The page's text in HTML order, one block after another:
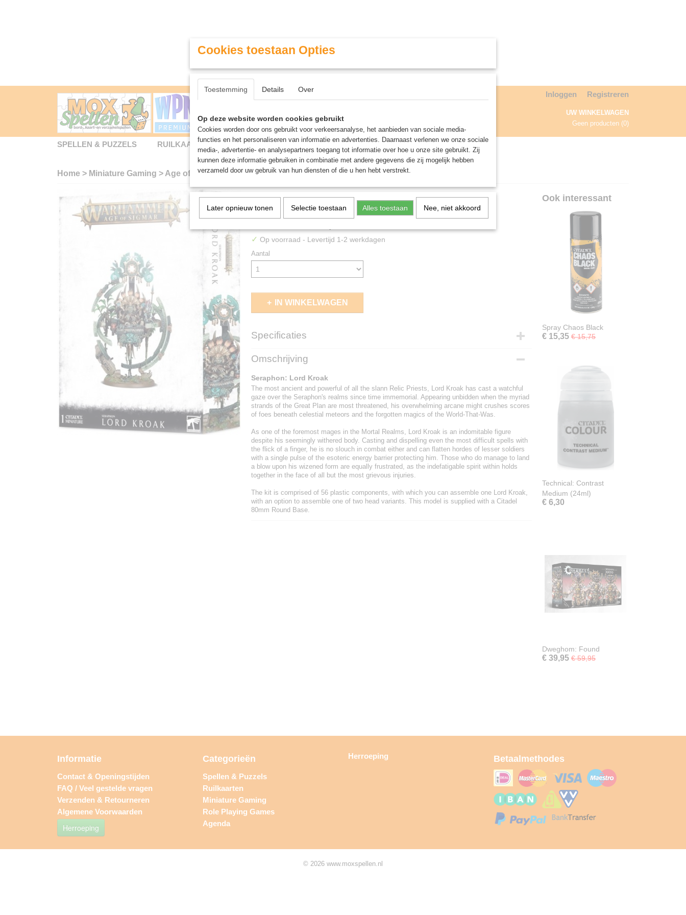
Contact & Openingstijden Inloggen Registreren
UW WINKELWAGEN
Geen producten (0)
SPELLEN & PUZZELS RUILKAARTEN MINIATURE GAMING ROLE PLAYING GAMES AGENDA
Home > Miniature Gaming > Age of Sigmar> Seraphon>Seraphon: Lord Kroak
Seraphon: Lord Kroak
€ 109,50
✓ Op voorraad - Levertijd 1-2 werkdagen
Aantal
IN WINKELWAGEN
Specificaties
EAN code
Omschrijving
Seraphon: Lord Kroak
The most ancient and powerful of all the slann Relic Priests, Lord Kroak has cast a watchful
gaze over the Seraphon's realms since time immemorial. Appearing unbidden when the myriad
strands of the Great Plan are most threatened, his overwhelming arcane might crushes scores
of foes beneath celestial meteors and the forgotten magics of the World-That-Was.
As one of the foremost mages in the Mortal Realms, Lord Kroak is an indomitable figure
despite his seemingly withered body. Casting and dispelling even the most difficult spells with
the flick of a finger, he is no slouch in combat either and can flatten hordes of lesser soldiers
with a single pulse of the esoteric energy barrier protecting him. Those who do manage to land
a blow upon his wizened form are equally frustrated, as the indefatigable spirit within holds
together in the face of all but the most grievous injuries.
The kit is comprised of 56 plastic components, with which you can assemble one Lord Kroak,
with an option to assemble one of two head variants. This model is supplied with a Citadel
80mm Round Base.
Ook interessant
Spray Chaos Black
€ 15,35 € 15,75
Technical: Contrast
Medium (24ml)
€ 6,30
Dweghom: Found
€ 39,95 € 59,95
Informatie
Contact & Openingstijden
FAQ / Veel gestelde vragen
Verzenden & Retourneren
Algemene Voorwaarden
Herroeping
Categorieën
Spellen & Puzzels
Ruilkaarten
Miniature Gaming
Role Playing Games
Agenda
Herroeping Betaalmethodes
© 2026 www.moxspellen.nl
Cookies toestaan Opties
Toestemming Details Over
Op deze website worden cookies gebruikt
Cookies worden door ons gebruikt voor verkeersanalyse, het aanbieden van sociale media-
functies en het personaliseren van informatie en advertenties. Daarnaast verlenen we onze sociale
media-, advertentie- en analysepartners toegang tot informatie over hoe u onze site gebruikt. Zij
kunnen deze informatie gebruiken in combinatie met andere gegevens die zij mogelijk hebben
verzameld door uw gebruik van hun diensten of die u hen hebt verstrekt.
Later opnieuw tonen Selectie toestaan Alles toestaan Nee, niet akkoord